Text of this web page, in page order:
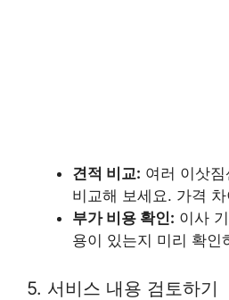
견적 비교: 여러 이삿
비교해 보세요. 가격
부가 비용 확인: 이사
용이 있는지 미리 확인
5. 서비스 내용 검토하기